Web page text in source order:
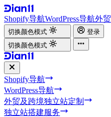
Shopify导航WordPress导航外
切换颜色模式
登录
切换颜色模式
Shopify导航
WordPress导航
外贸及跨境独立站定制
独立站搭建服务